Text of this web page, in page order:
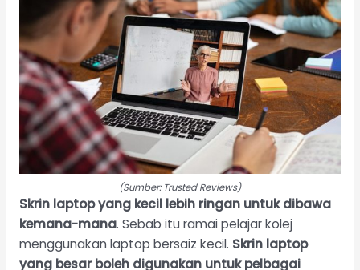
(Sumber: Trusted Reviews)
Skrin laptop yang kecil lebih ringan untuk dibawa
kemana-mana. Sebab itu ramai pelajar kolej
menggunakan laptop bersaiz kecil. Skrin laptop
yang besar boleh digunakan untuk pelbagai